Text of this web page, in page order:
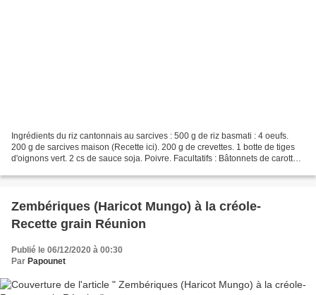
Ingrédients du riz cantonnais au sarcives : 500 g de riz basmati : 4 oeufs.
200 g de sarcives maison (Recette ici). 200 g de crevettes. 1 botte de tiges
d'oignons vert. 2 cs de sauce soja. Poivre. Facultatifs : Bâtonnets de carottes,
Zembériques (Haricot Mungo) à la créole-
Recette grain Réunion
Publié le 06/12/2020 à 00:30
Par Papounet